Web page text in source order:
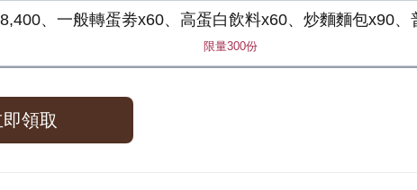
、一般轉蛋劵x60、高蛋白飲料x60、炒麵麵包x90、
限量300份
即領取